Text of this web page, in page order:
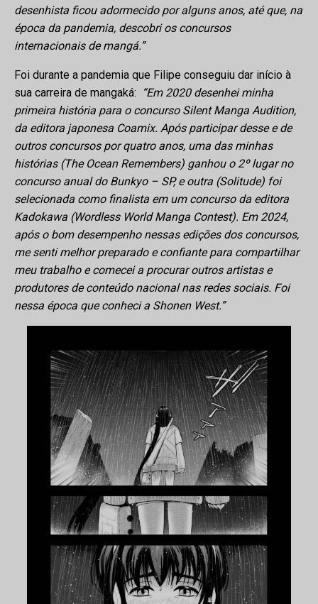
desenhista ficou adormecido por alguns anos, até que, na
época da pandemia, descobri os concursos
internacionais de mangá.”
Foi durante a pandemia que Filipe conseguiu dar início à
sua carreira de mangaká: “Em 2020 desenhei minha
primeira história para o concurso Silent Manga Audition,
da editora japonesa Coamix. Após participar desse e de
outros concursos por quatro anos, uma das minhas
histórias (The Ocean Remembers) ganhou o 2º lugar no
concurso anual do Bunkyo – SP, e outra (Solitude) foi
selecionada como finalista em um concurso da editora
Kadokawa (Wordless World Manga Contest). Em 2024,
após o bom desempenho nessas edições dos concursos,
me senti melhor preparado e confiante para compartilhar
meu trabalho e comecei a procurar outros artistas e
produtores de conteúdo nacional nas redes sociais. Foi
nessa época que conheci a Shonen West.”